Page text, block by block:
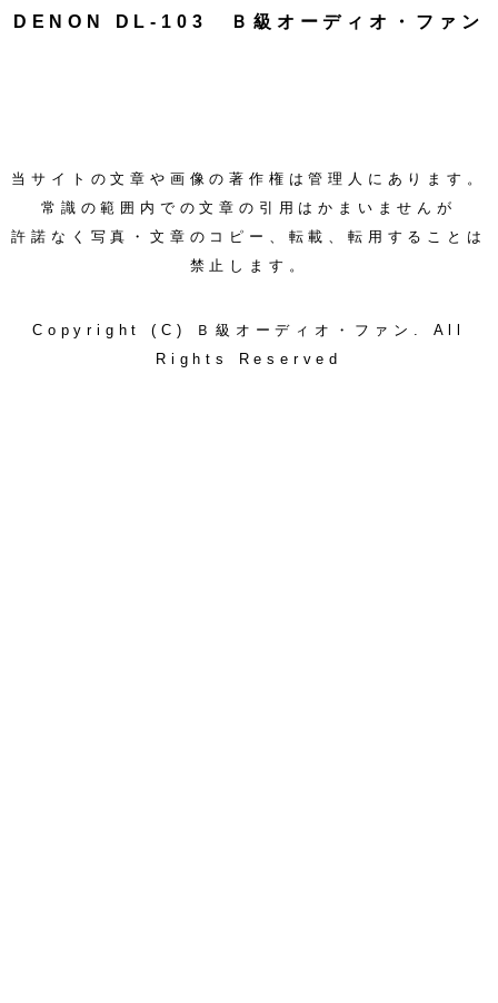
DENON DL-103 Ｂ級オーディオ・ファン
当サイトの文章や画像の著作権は管理人にあります。
常識の範囲内での文章の引用はかまいませんが
許諾なく写真・文章のコピー、転載、転用することは
禁止します。
Copyright (C) Ｂ級オーディオ・ファン. All
Rights Reserved